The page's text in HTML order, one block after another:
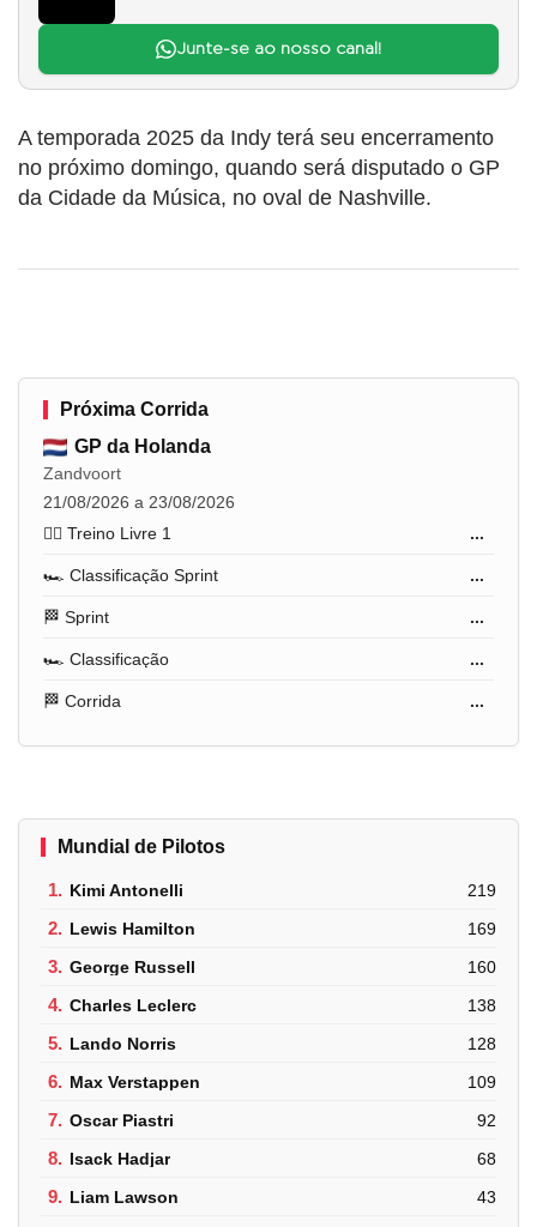
Junte-se ao nosso canal!
A temporada 2025 da Indy terá seu encerramento
no próximo domingo, quando será disputado o GP
da Cidade da Música, no oval de Nashville.
Próxima Corrida
GP da Holanda
Zandvoort
21/08/2026 a 23/08/2026
🏋️‍♂️ Treino Livre 1
...
🏎️ Classificação Sprint ...
🏁 Sprint ...
🏎️ Classificação ...
🏁 Corrida ...
Mundial de Pilotos
1. Kimi Antonelli 219
2. Lewis Hamilton 169
3. George Russell 160
4. Charles Leclerc 138
5. Lando Norris 128
6. Max Verstappen 109
7. Oscar Piastri 92
8. Isack Hadjar 68
9. Liam Lawson 43